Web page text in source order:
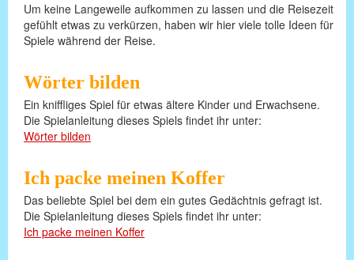
Um keine Langeweile aufkommen zu lassen und die Reisezeit
gefühlt etwas zu verkürzen, haben wir hier viele tolle Ideen für
Spiele während der Reise.
Wörter bilden
Ein kniffliges Spiel für etwas ältere Kinder und Erwachsene.
Die Spielanleitung dieses Spiels findet ihr unter:
Wörter bilden
Ich packe meinen Koffer
Das beliebte Spiel bei dem ein gutes Gedächtnis gefragt ist.
Die Spielanleitung dieses Spiels findet ihr unter:
Ich packe meinen Koffer